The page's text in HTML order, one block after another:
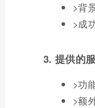
>背
>成
3. 提供的
>功
>额